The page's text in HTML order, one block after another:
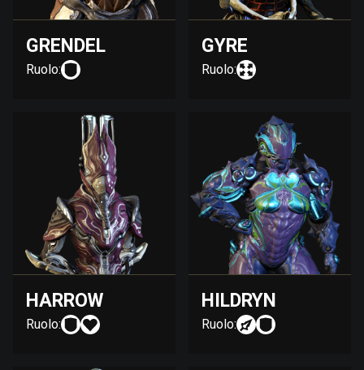
GRENDEL
Ruolo:
GYRE
Ruolo:
HARROW
Ruolo:
HILDRYN
Ruolo: